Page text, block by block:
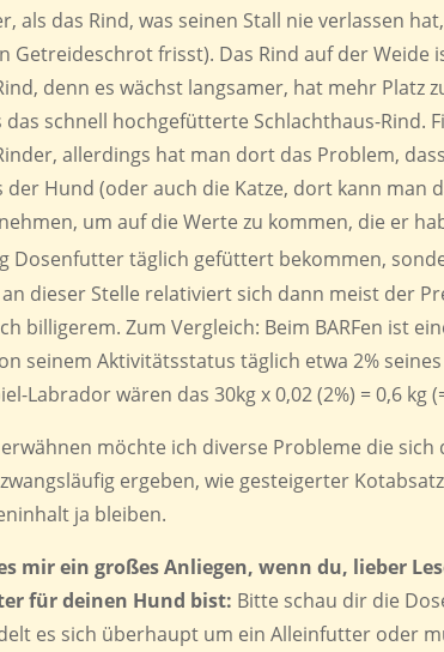
als das Rind, was seinen Stall nie verlassen
Getreideschrot frisst). Das Rind auf der
denn es wächst langsamer, hat mehr
das schnell hochgefütterte Schlachthaus-Rind.
allerdings hat man dort das Problem,
der Hund (oder auch die Katze, dort kann man
um auf die Werte zu kommen, die er
Dosenfutter täglich gefüttert bekommen,
an dieser Stelle relativiert sich dann meist der
billigerem. Zum Vergleich: Beim BARFen ist
seinem Aktivitätsstatus täglich etwa 2%
Labrador wären das 30kg x 0,02 (2%) = 0,6 kg
möchte ich diverse Probleme die
ergeben, wie gesteigerter
ja bleiben.
mir ein großes Anliegen, wenn du, lieber
für deinen Hund bist: Bitte schau dir die
es sich überhaupt um ein Alleinfutter oder